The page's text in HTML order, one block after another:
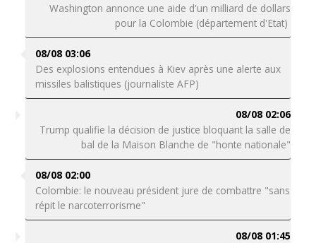
Washington annonce une aide d'un milliard de dollars
pour la Colombie (département d'Etat)
08/08 03:06
Des explosions entendues à Kiev après une alerte aux
missiles balistiques (journaliste AFP)
08/08 02:06
Trump qualifie la décision de justice bloquant la salle de
bal de la Maison Blanche de "honte nationale"
08/08 02:00
Colombie: le nouveau président jure de combattre "sans
répit le narcoterrorisme"
08/08 01:45